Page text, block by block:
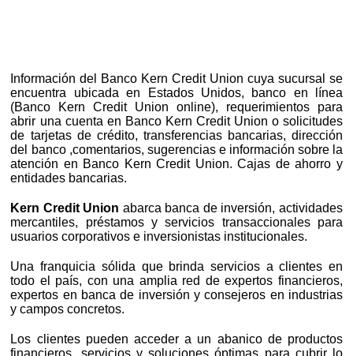
Información del Banco Kern Credit Union cuya sucursal se
encuentra ubicada en Estados Unidos, banco en línea
(Banco Kern Credit Union online), requerimientos para
abrir una cuenta en Banco Kern Credit Union o solicitudes
de tarjetas de crédito, transferencias bancarias, dirección
del banco ,comentarios, sugerencias e información sobre la
atención en Banco Kern Credit Union. Cajas de ahorro y
entidades bancarias.
Kern Credit Union abarca banca de inversión, actividades
mercantiles, préstamos y servicios transaccionales para
usuarios corporativos e inversionistas institucionales.
Una franquicia sólida que brinda servicios a clientes en
todo el país, con una amplia red de expertos financieros,
expertos en banca de inversión y consejeros en industrias
y campos concretos.
Los clientes pueden acceder a un abanico de productos
financieros, servicios y soluciones óptimas para cubrir lo